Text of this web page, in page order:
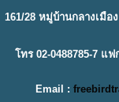
161/28 หมู่บ้านกลางเมื
โทร 02-0488785-7 แฟ
Email :